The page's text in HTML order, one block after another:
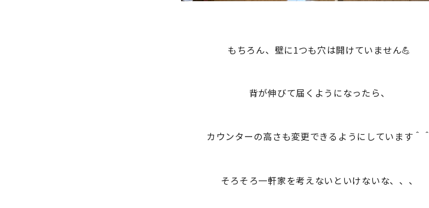
もちろん、壁に1つも穴は開けていません💪
背が伸びて届くようになったら、
カウンターの高さも変更できるようにしています＾＾
そろそろ一軒家を考えないといけないな、、、